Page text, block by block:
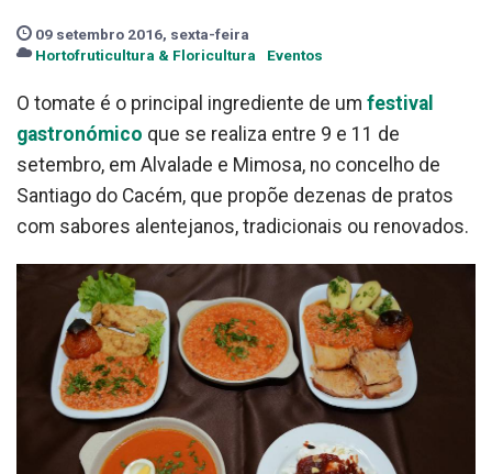
09 setembro 2016, sexta-feira
Hortofruticultura & Floricultura
Eventos
O tomate é o principal ingrediente de um festival
gastronómico que se realiza entre 9 e 11 de
setembro, em Alvalade e Mimosa, no concelho de
Santiago do Cacém, que propõe dezenas de pratos
com sabores alentejanos, tradicionais ou renovados.